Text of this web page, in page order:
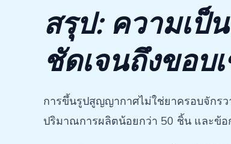
สรุป: ความเป็
ชัดเจนถึงขอบ
การขึ้นรูปสูญญากาศไม่ใช่ยาครอบจักร
ปริมาณการผลิตน้อยกว่า 50 ชิ้น และข้